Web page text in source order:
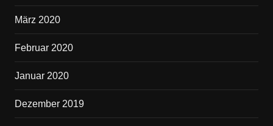
März 2020
Februar 2020
Januar 2020
Dezember 2019